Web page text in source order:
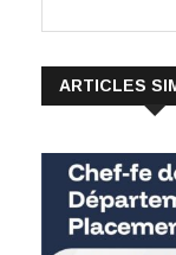
ARTICLES